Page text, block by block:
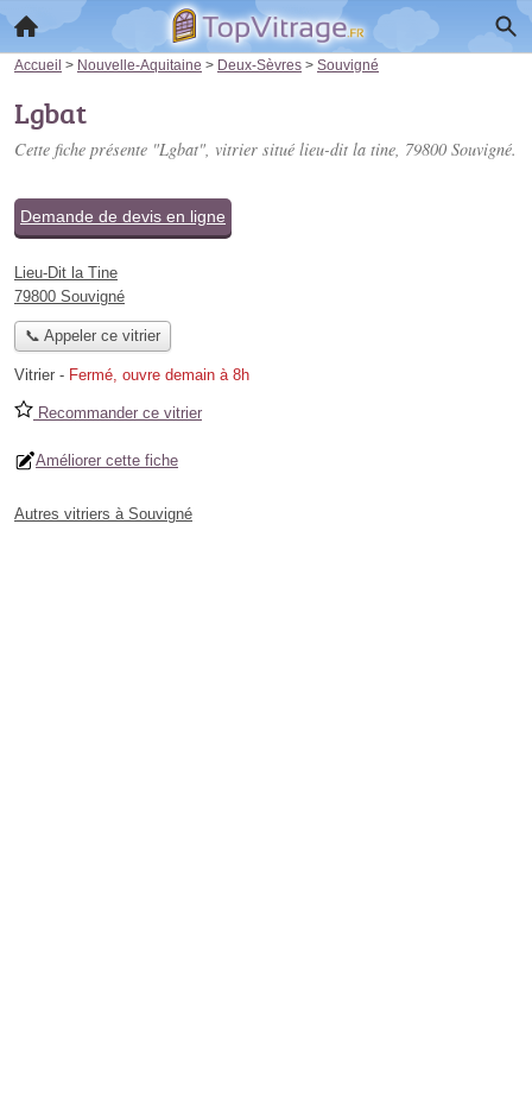
Accueil > Nouvelle-Aquitaine > Deux-Sèvres > Souvigné
Lgbat
Cette fiche présente "Lgbat", vitrier situé lieu-dit la tine, 79800 Souvigné.
Demande de devis en ligne
Lieu-Dit la Tine
79800 Souvigné
📞 Appeler ce vitrier
Vitrier - Fermé, ouvre demain à 8h
Recommander ce vitrier
Améliorer cette fiche
Autres vitriers à Souvigné